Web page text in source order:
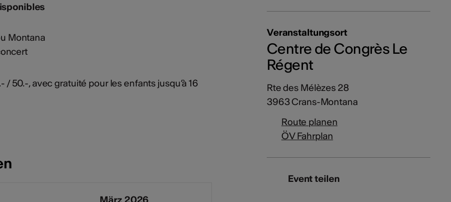
Montana
/ 50.-, avec gratuité pour les enfants jusqu’à 16
Veranstaltungsort
Centre de Congrès Le
Régent
Rte des Mélèzes 28
3963 Crans-Montana
Route planen
ÖV Fahrplan
Event teilen